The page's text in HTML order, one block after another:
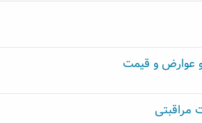
عوارض و قیمت
مراقبتی